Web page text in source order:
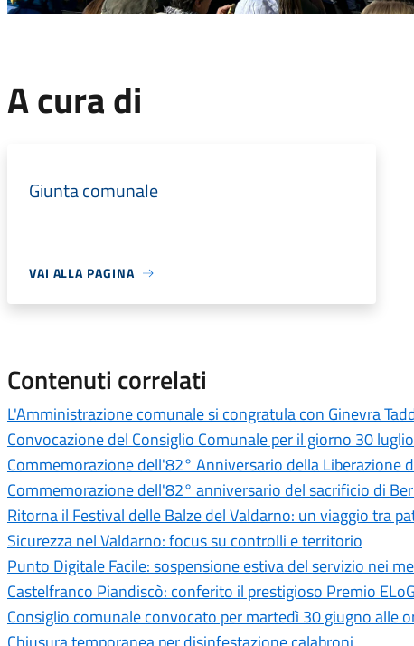
A cura di
Giunta comunale
VAI ALLA PAGINA
Contenuti correlati
L'Amministrazione comunale si congratula con Ginevra
Convocazione del Consiglio Comunale per il giorno 30
Commemorazione dell'82° Anniversario della Liberazione
Commemorazione dell'82° anniversario del sacrificio di
Ritorna il Festival delle Balze del Valdarno: un viaggio tra
Sicurezza nel Valdarno: focus su controlli e territorio
Punto Digitale Facile: sospensione estiva del servizio nei
Castelfranco Piandiscò: conferito il prestigioso Premio
Consiglio comunale convocato per martedì 30 giugno alle